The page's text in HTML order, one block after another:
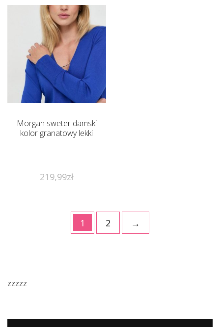
Morgan sweter damski
kolor granatowy lekki
219,99zł
1 2 →
zzzzz